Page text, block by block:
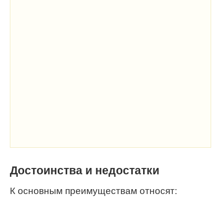
Достоинства и недостатки
К основным преимуществам относят: